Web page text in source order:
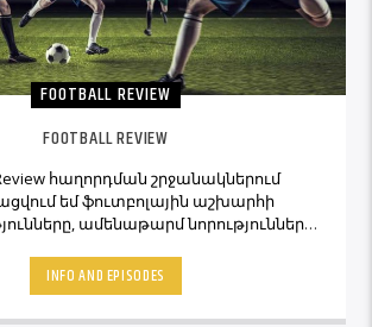
FOOTBALL REVIEW
FOOTBALL REVIEW
հաղորդման շրջանակներում
եմ ֆուտբոլային աշխարհի
ամենաթարմ նորությունները,
Հետևեք Լավագույնի եթերին եւ
հաղորդաշարի միջոցով մշտապես
աշխարհի կիզակետում։
INFO AND EPISODES